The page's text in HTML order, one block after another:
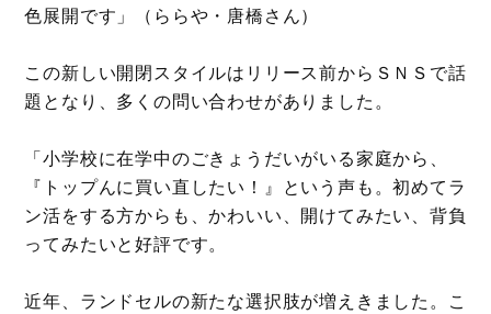
色展開です」（ららや・唐橋さん）
この新しい開閉スタイルはリリース前からＳＮＳで話
題となり、多くの問い合わせがありました。
「小学校に在学中のごきょうだいがいる家庭から、
『トップんに買い直したい！』という声も。初めてラ
ン活をする方からも、かわいい、開けてみたい、背負
ってみたいと好評です。
近年、ランドセルの新たな選択肢が増えきました。こ